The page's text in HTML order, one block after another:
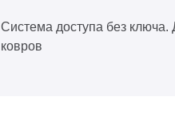
Система доступа без
ковров